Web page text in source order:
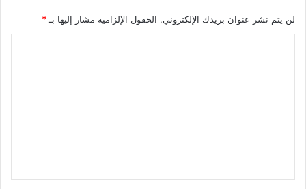
لن يتم نشر عنوان بريدك الإلكتروني. الحقول الإلزامية مشار إليها بـ *